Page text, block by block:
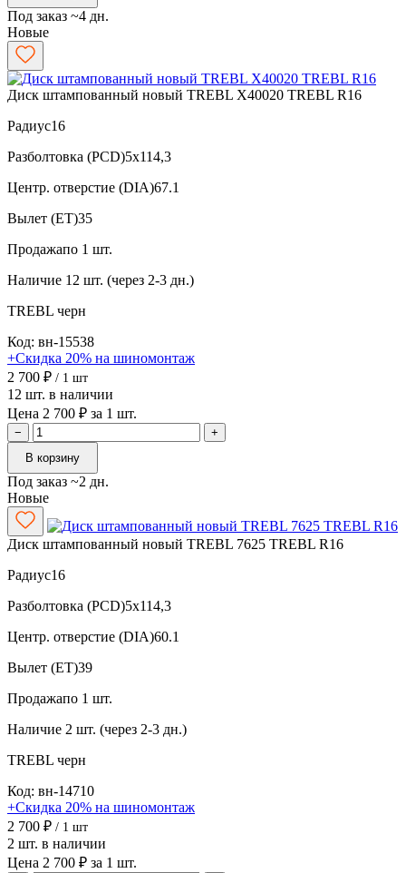
Под заказ ~4 дн.
Новые
Диск штампованный новый TREBL X40020 TREBL R16
Радиус16
Разболтовка (PCD)5x114,3
Центр. отверстие (DIA)67.1
Вылет (ET)35
Продажапо 1 шт.
Наличие 12 шт. (через 2-3 дн.)
TREBL черн
Код: вн-15538
+Скидка 20% на шиномонтаж
2 700 ₽ / 1 шт
12 шт. в наличии
Цена 2 700 ₽ за 1 шт.
−
+
В корзину
Под заказ ~2 дн.
Новые
Диск штампованный новый TREBL 7625 TREBL R16
Радиус16
Разболтовка (PCD)5x114,3
Центр. отверстие (DIA)60.1
Вылет (ET)39
Продажапо 1 шт.
Наличие 2 шт. (через 2-3 дн.)
TREBL черн
Код: вн-14710
+Скидка 20% на шиномонтаж
2 700 ₽ / 1 шт
2 шт. в наличии
Цена 2 700 ₽ за 1 шт.